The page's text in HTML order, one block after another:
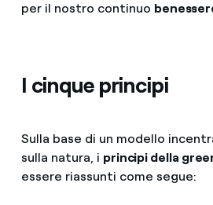
per il nostro continuo
I cinque principi
Sulla base di un modello
sulla natura, i principi della
essere riassunti come segue: